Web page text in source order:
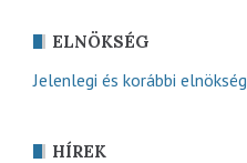
ELNÖKSÉG
Jelenlegi és korábbi
HÍREK